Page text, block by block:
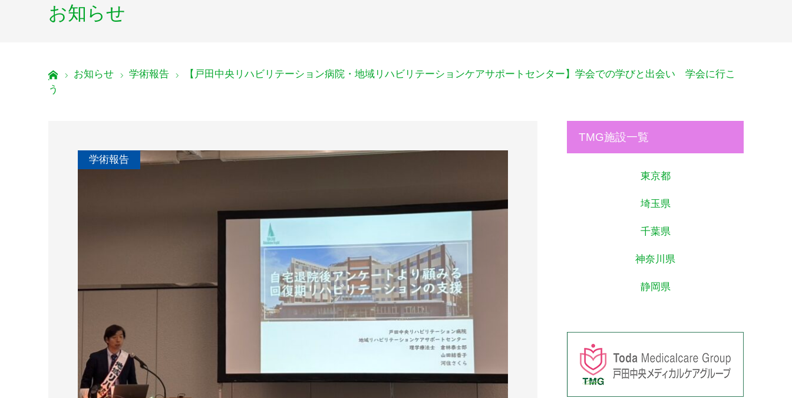
お知らせ
ホーム お知らせ 学術報告
【戸田中央リハビリテーション病院・地域リハビリテーションケアサポートセンター】学会での学びと出会い 学会に行こ
う
学術報告
TMG施設一覧
東京都
埼玉県
千葉県
神奈川県
静岡県